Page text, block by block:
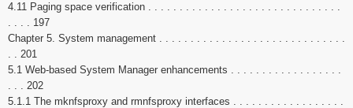
4.11 Paging space verification . . . . . . . . . . . . . . . . . . . . . . . . . . . . . . .
. . . . 197
Chapter 5. System management . . . . . . . . . . . . . . . . . . . . . . . . . . . . . .
. . 201
5.1 Web-based System Manager enhancements . . . . . . . . . . . . . . . . . .
. . . 202
5.1.1 The mknfsproxy and rmnfsproxy interfaces . . . . . . . . . . . . . . . . . .